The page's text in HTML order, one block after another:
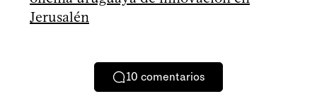
Jerusalén
10 comentarios